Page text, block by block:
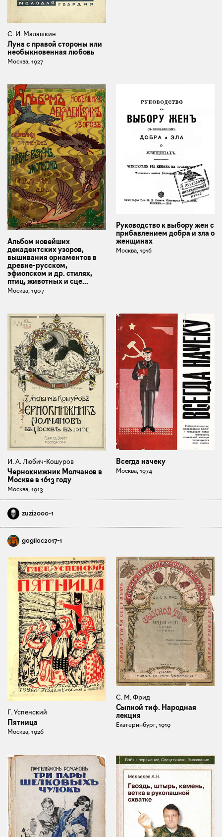
С. И. Малашкин
Луна с правой стороны или
необыкновенная любовь
Москва, 1927
Альбом новейших
декадентских узоров,
вышивания орнаментов в
древне-русском,
эфиопском и др. стилях,
птиц, животных и сце...
Москва, 1907
Руководство к выбору жен с
прибавлением добра и зла о
женщинах
Москва, 1916
И. А. Любич-Кошуров
Чернокнижник Молчанов в
Москве в 1613 году
Москва, 1913
Всегда начеку
Москва, 1974
zuzi2000-1
gogiloc2017-1
Г. Успенский
Пятница
Москва, 1926
С. М. Фрид
Сыпной тиф. Народная
лекция
Екатеринбург, 1919